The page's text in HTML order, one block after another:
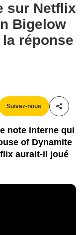
sur Netflix
Bigelow
réponse
Suivez-nous
note interne qui
of Dynamite
aurait-il joué